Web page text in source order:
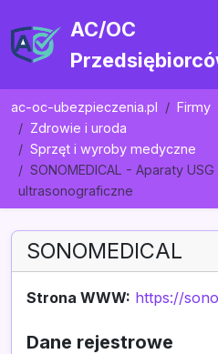
AC/OC
ac-oc-ubezpieczenia.pl
Firmy
Zdrowie i uroda
Sprzęt i wyroby medyczne
SONOMEDICAL - Aparaty USG
ultrasonograficzne
SONOMEDICAL
Strona WWW: https://
Dane rejestrowe